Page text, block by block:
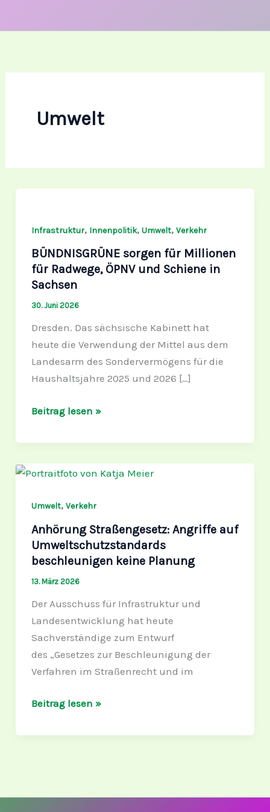
Umwelt
Infrastruktur, Innenpolitik, Umwelt, Verkehr
BÜNDNISGRÜNE sorgen für Millionen
für Radwege, ÖPNV und Schiene in
Sachsen
30. Juni 2026
Dresden. Das sächsische Kabinett hat
heute die Verwendung der Mittel aus dem
Landesarm des Sondervermögens für die
Haushaltsjahre 2025 und 2026 […]
für
Millionen
für
Radwege,
Schiene
in
Sachsen
Beitrag lesen »
Umwelt, Verkehr
Anhörung Straßengesetz: Angriffe auf
Umweltschutzstandards
beschleunigen keine Planung
13. März 2026
Der Ausschuss für Infrastruktur und
Landesentwicklung hat heute
Sachverständige zum Entwurf
des „Gesetzes zur Beschleunigung der
Verfahren im Straßenrecht und im
Anhörung
Angriffe
Umweltschutzstandards
beschleunigen
Beitrag lesen »